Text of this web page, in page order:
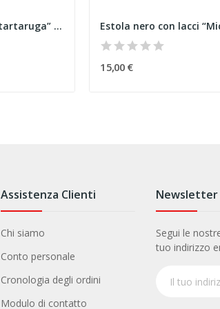
Estola con lacci “tartaruga” arancione Estola nero con lacci
15,00 €
Assistenza Clienti
Chi siamo
Conto personale
Cronologia degli ordini
Modulo di contatto
Newsletter
Segui le
tuo indirizzo